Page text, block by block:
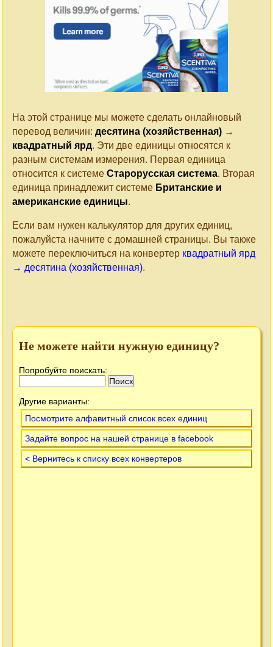
На этой странице мы можете сделать онлайновый
перевод величин: десятина (хозяйственная) →
квадратный ярд. Эти две единицы относятся к
разным системам измерения. Первая единица
относится к системе Старорусская система. Вторая
единица принадлежит системе Британские и
американские единицы.
Если вам нужен калькулятор для других единиц,
пожалуйста начните с домашней страницы. Вы также
можете переключиться на конвертер квадратный ярд
→ десятина (хозяйственная).
Не можете найти нужную единицу?
Попробуйте поискать:
Другие варианты:
Посмотрите алфавитный список всех единиц
Задайте вопрос на нашей странице в facebook
< Вернитесь к списку всех конвертеров